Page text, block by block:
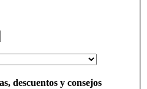
descuentos y consejos